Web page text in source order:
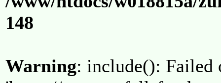
148
Warning: include(): Failed